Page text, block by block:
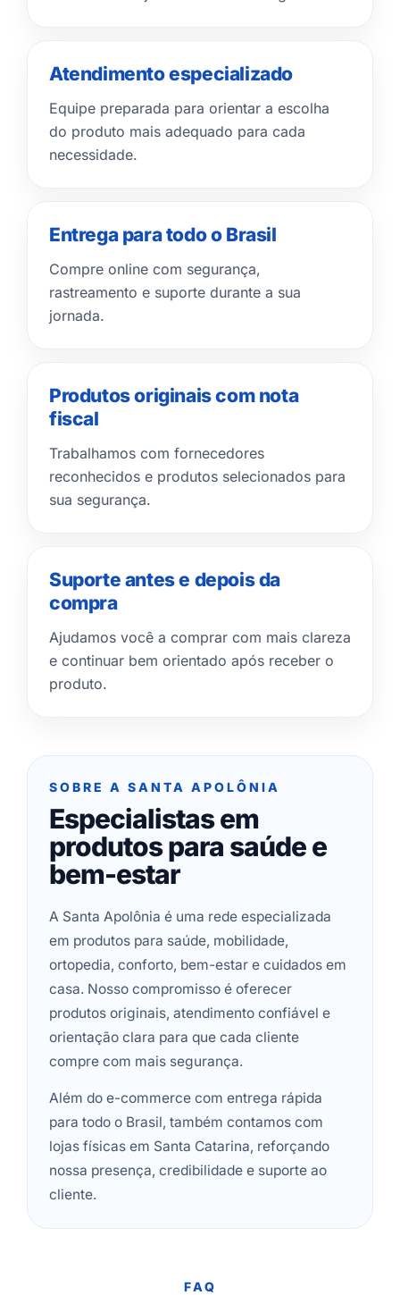
Atendimento especializado
Equipe preparada para orientar a escolha
do produto mais adequado para cada
necessidade.
Entrega para todo o Brasil
Compre online com segurança,
rastreamento e suporte durante a sua
jornada.
Produtos originais com nota
fiscal
Trabalhamos com fornecedores
reconhecidos e produtos selecionados para
sua segurança.
Suporte antes e depois da
compra
Ajudamos você a comprar com mais clareza
e continuar bem orientado após receber o
produto.
SOBRE A SANTA APOLÔNIA
Especialistas em
produtos para saúde e
bem-estar
A Santa Apolônia é uma rede especializada
em produtos para saúde, mobilidade,
ortopedia, conforto, bem-estar e cuidados em
casa. Nosso compromisso é oferecer
produtos originais, atendimento confiável e
orientação clara para que cada cliente
compre com mais segurança.
Além do e-commerce com entrega rápida
para todo o Brasil, também contamos com
lojas físicas em Santa Catarina, reforçando
nossa presença, credibilidade e suporte ao
cliente.
FAQ